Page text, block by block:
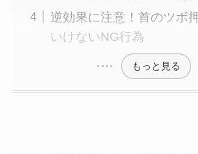
逆効果に注意！首のツボ
いけないNG行為
もっと見る